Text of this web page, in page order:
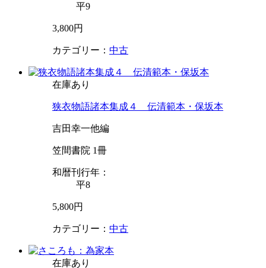
平9
3,800円
カテゴリー： 中古
在庫あり
狭衣物語諸本集成４ 伝清範本・保坂本
吉田幸一他編
笠間書院 1冊
和暦刊行年：
平8
5,800円
カテゴリー： 中古
在庫あり